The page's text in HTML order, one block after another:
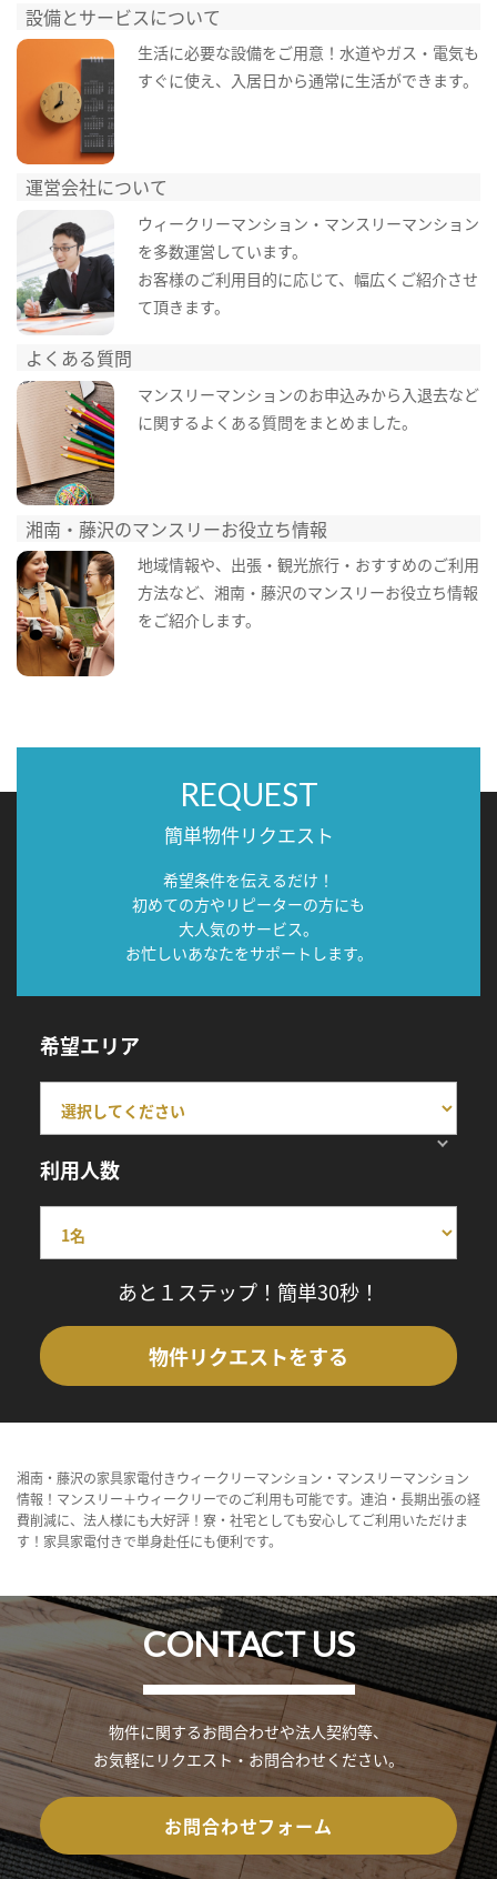
設備とサービスについて
生活に必要な設備をご用意！水道やガス・電気も
すぐに使え、入居日から通常に生活ができます。
運営会社について
ウィークリーマンション・マンスリーマンション
を多数運営しています。
お客様のご利用目的に応じて、幅広くご紹介させ
て頂きます。
よくある質問
マンスリーマンションのお申込みから入退去など
に関するよくある質問をまとめました。
湘南・藤沢のマンスリーお役立ち情報
地域情報や、出張・観光旅行・おすすめのご利用
方法など、湘南・藤沢のマンスリーお役立ち情報
をご紹介します。
REQUEST
簡単物件リクエスト
希望条件を伝えるだけ！
初めての方やリピーターの方にも
大人気のサービス。
お忙しいあなたをサポートします。
希望エリア
利用人数
あと１ステップ！簡単30秒！
物件リクエストをする
湘南・藤沢の家具家電付きウィークリーマンション・マンスリーマンション
情報！マンスリー＋ウィークリーでのご利用も可能です。連泊・長期出張の経
費削減に、法人様にも大好評！寮・社宅としても安心してご利用いただけま
す！家具家電付きで単身赴任にも便利です。
CONTACT US
物件に関するお問合わせや法人契約等、
お気軽にリクエスト・お問合わせください。
お問合わせフォーム